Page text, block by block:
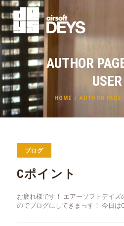
AUTHOR
USER
HOME AUTHOR
ブログ
Cポイント
お疲れ様です！ エアーソフトデイ
のでブログにしてきまっす！ 今日